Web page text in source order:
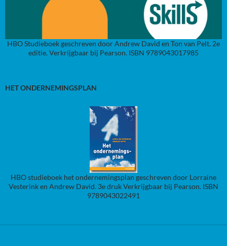
HBO Studieboek geschreven door Andrew David en Ton van Pelt. 2e
editie. Verkrijgbaar bij Pearson. ISBN 9789043017985
HET ONDERNEMINGSPLAN
HBO studieboek het ondernemingsplan geschreven door Lorraine
Vesterink en Andrew David. 3e druk Verkrijgbaar bij Pearson. ISBN
9789043022491